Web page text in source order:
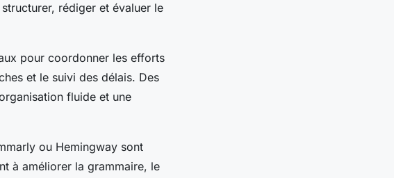
rédiger et évaluer le
pour coordonner les efforts
et le suivi des délais. Des
fluide et une
ou Hemingway sont
à améliorer la grammaire, le